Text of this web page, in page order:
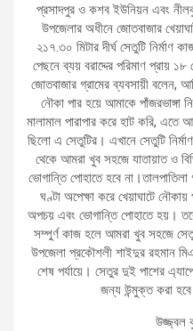
প্রসাদপুর ও কশব ইউনিয়ন এবং
উপজেলার অধীনে জোতবাজার
২১৭.৩০ মিটার দীর্ঘ সেতুটি
পেছনে ব্যয় বরাদ্দের পরিমাণ প্রায়
জোতবাজার গ্রামের ব্যবসায়ী বলেন,
নৌকা পার হয়ে আমাকে পাঁজরভাঙ্গা
মালামাল পারাপার করে হাট করি, এতে
ছিলো এ সেতুটির। এখানে সেতুটি
থেকে আমরা খুব সহজে যাতায়াত ও
ভোগান্তি পোহাতে হবে না।তালপাতিলা
ঘণ্টা অপেক্ষা করে খেয়াঘাটে
অপচয় এবং ভোগান্তি পোহাতে হয়।
সম্পুর্ণ কাজ হলে আমরা খুব সহজে
উপজেলা প্রকৌশলী শাইদুর রহমান
শেষ পর্যায়ে। সেতুর দুই পাশের
জন্য উন্মুক্ত করা
উজ্জ্বল